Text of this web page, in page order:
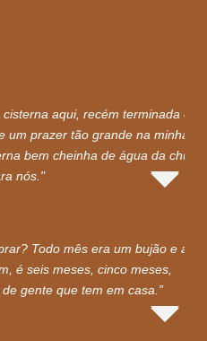
aqui, recém terminada e
um prazer tão grande na minha
bem cheinha de água da chuva.
nós."
Todo mês era um bujão e
é seis meses, cinco meses,
gente que tem em casa.”